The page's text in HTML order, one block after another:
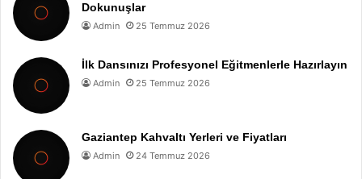
Dokunuşlar
Admin 25 Temmuz 2026
İlk Dansınızı Profesyonel Eğitmenlerle Hazırlayın
Admin 25 Temmuz 2026
Gaziantep Kahvaltı Yerleri ve Fiyatları
Admin 24 Temmuz 2026